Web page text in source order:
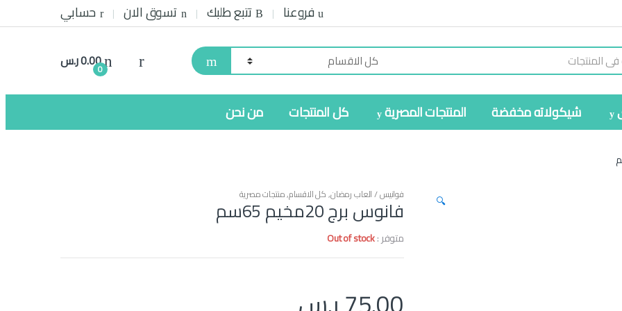
فروعنا تتبع طلبك تسوق الان حسابي
0
0.00ر.س
شيكولاته مخفضة المنتجات المصرية كل المنتجات من نحن
🔍 فوانيس / العاب رمضان,كل الاقسام,منتجات مصرية
فانوس برج 20مخيم 65سم
متوفر :Out of stock